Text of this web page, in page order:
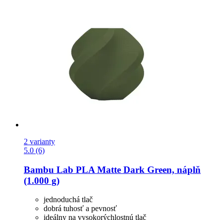
2 varianty
5.0 (6)
Bambu Lab PLA Matte Dark Green, náplň
(1.000 g)
jednoduchá tlač
dobrá tuhosť a pevnosť
ideálny na vysokorýchlostnú tlač